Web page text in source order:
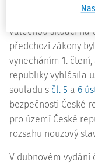
Tento zákon je
válečnou situaci na
předchozí zákony
vynecháním 1.
republiky vyhlásila
souladu s čl. 5 a 6
bezpečnosti České
pro území České
rozsahu nouzový
V dubnovém vydání